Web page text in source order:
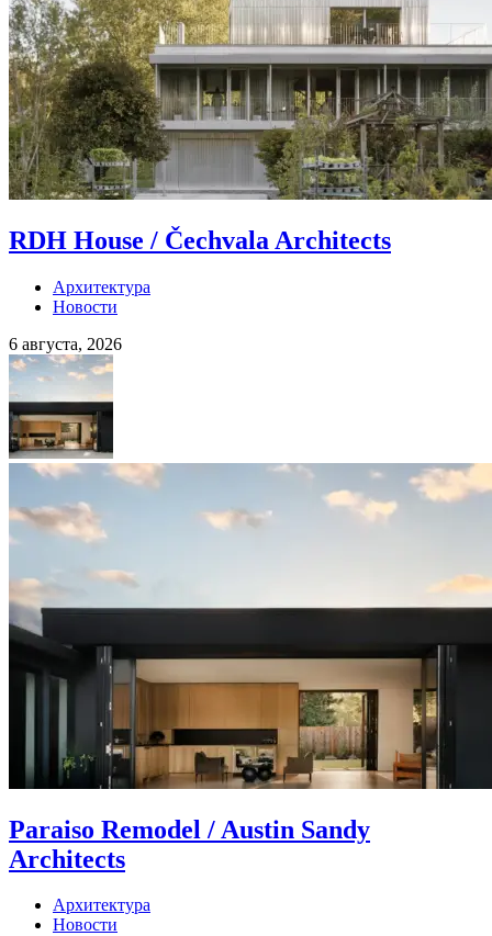
RDH House / Čechvala Architects
Архитектура
Новости
6 августа, 2026
Paraiso Remodel / Austin Sandy
Architects
Архитектура
Новости